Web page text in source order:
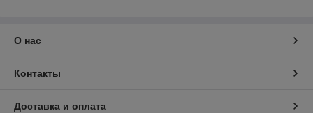
О нас
Контакты
Доставка и оплата